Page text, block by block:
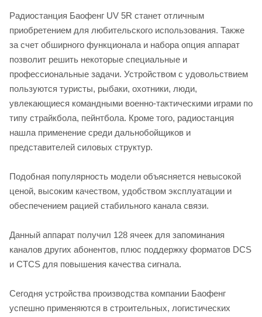
Радиостанция Баофенг UV 5R станет отличным
приобретением для любительского использования. Также
за счет обширного функционала и набора опция аппарат
позволит решить некоторые специальные и
профессиональные задачи. Устройством с удовольствием
пользуются туристы, рыбаки, охотники, люди,
увлекающиеся командными военно-тактическими играми по
типу страйкбола, пейнтбола. Кроме того, радиостанция
нашла применение среди дальнобойщиков и
представителей силовых структур.
Подобная популярность модели объясняется невысокой
ценой, высоким качеством, удобством эксплуатации и
обеспечением рацией стабильного канала связи.
Данный аппарат получил 128 ячеек для запоминания
каналов других абонентов, плюс поддержку форматов DCS
и CTCS для повышения качества сигнала.
Сегодня устройства производства компании Баофенг
успешно применяются в строительных, логистических